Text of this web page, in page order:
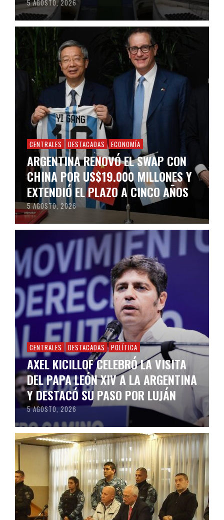
5 AGOSTO, 2026
CENTRALES DESTACADAS ECONOMÍA
ARGENTINA RENOVÓ EL SWAP CON
CHINA POR US$19.000 MILLONES Y
EXTENDIÓ EL PLAZO A CINCO AÑOS
5 AGOSTO, 2026
CENTRALES DESTACADAS POLÍTICA
AXEL KICILLOF CELEBRÓ LA VISITA
DEL PAPA LEÓN XIV A LA ARGENTINA
Y DESTACÓ SU PASO POR LUJÁN
5 AGOSTO, 2026